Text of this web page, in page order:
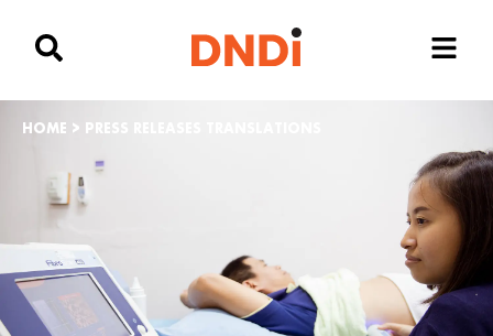
HOME > PRESS RELEASES TRANSLATIONS